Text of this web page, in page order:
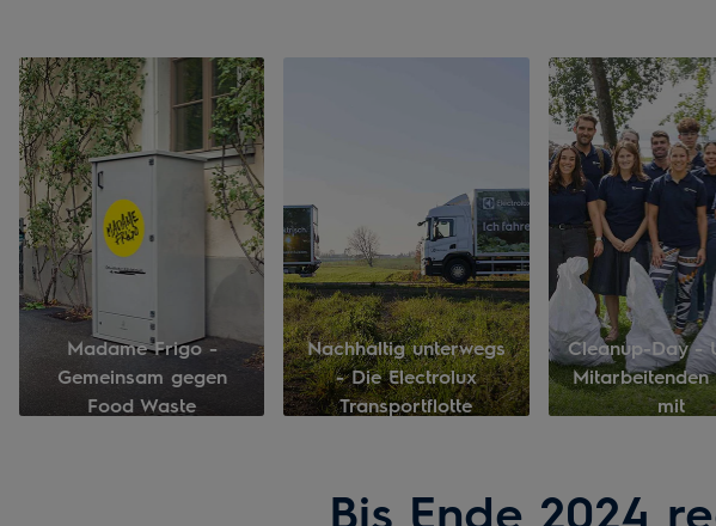
Madame Frigo -
Gemeinsam gegen
Food Waste
Nachhaltig unterwegs
- Die Electrolux
Transportflotte
Cleanup-Day -
Mitarbeitenden
mit
Bis Ende 2024